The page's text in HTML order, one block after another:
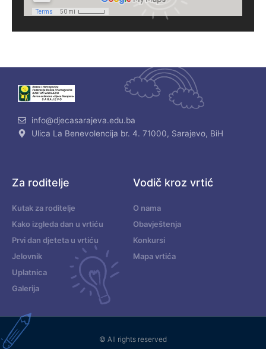
info@djecasarajeva.edu.ba
Ulica La Benevolencija br. 4. 71000, Sarajevo, BiH
Za roditelje
Kutak za roditelje
Kako izgleda dan u vrtiću
Prvi dan djeteta u vrtiću
Jelovnik
Uplatnica
Galerija
Vodič kroz vrtić
O nama
Obavještenja
Konkursi
Mapa vrtića
© All rights reserved